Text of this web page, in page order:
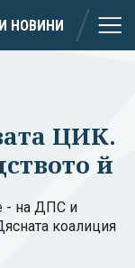
НОВИНИ
ЦИК.
й
- на ДПС и
коалиция